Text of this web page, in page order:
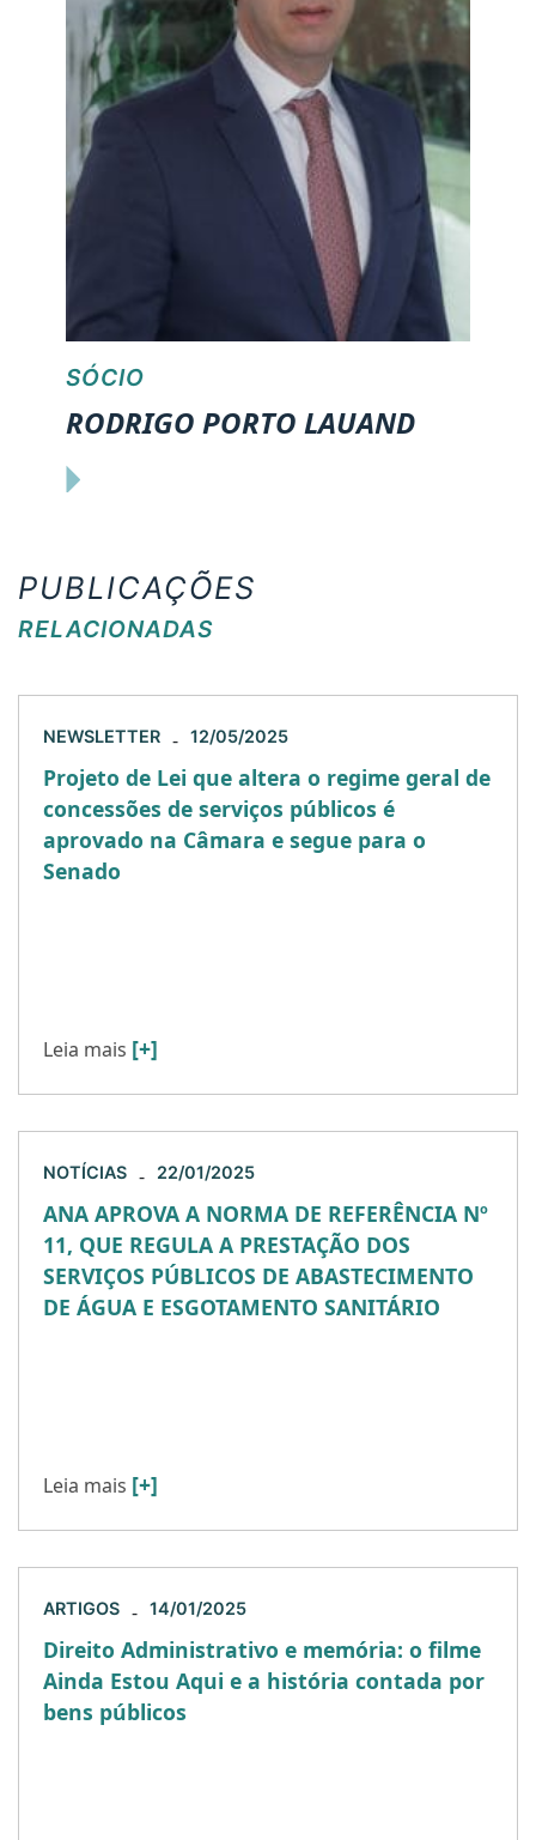
SÓCIO
RODRIGO PORTO LAUAND
PUBLICAÇÕES
RELACIONADAS
NEWSLETTER - 12/05/2025
Projeto de Lei que altera o regime geral de
concessões de serviços públicos é
aprovado na Câmara e segue para o
Senado
Leia mais [+]
NOTÍCIAS - 22/01/2025
ANA APROVA A NORMA DE REFERÊNCIA Nº
11, QUE REGULA A PRESTAÇÃO DOS
SERVIÇOS PÚBLICOS DE ABASTECIMENTO
DE ÁGUA E ESGOTAMENTO SANITÁRIO
Leia mais [+]
ARTIGOS - 14/01/2025
Direito Administrativo e memória: o filme
Ainda Estou Aqui e a história contada por
bens públicos